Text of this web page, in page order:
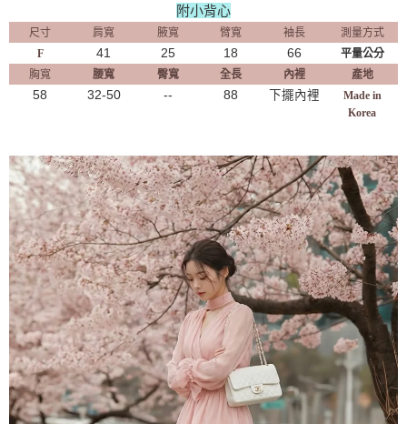
附小背心
尺寸 肩寬 腋寬 臂寬 袖長
測量方式
F
41 25 18 66
平量公分
胸寬
腰寬 臀寬 全長 內裡 產地
58 32-50 -- 88 下擺內裡
Made in
Korea